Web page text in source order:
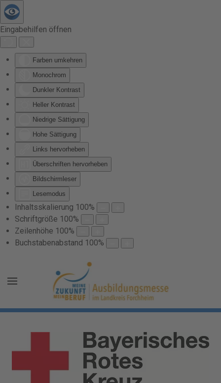
Eingabehilfen öffnen
Farben umkehren
Monochrom
Dunkler Kontrast
Heller Kontrast
Niedrige Sättigung
Hohe Sättigung
Links hervorheben
Überschriften hervorheben
Bildschirmleser
Lesemodus
Inhaltsskalierung 100%
Schriftgröße 100%
Zeilenhöhe 100%
Buchstabenabstand 100%
Zum Hauptinhalt springen